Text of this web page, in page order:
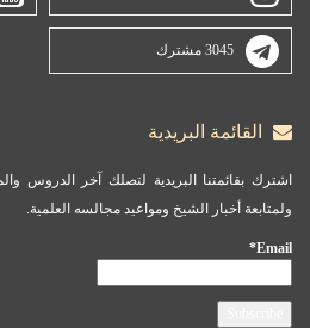
3045 مشترك
القائمة البريدية
اشترك بقائمتنا البريدية لتصلك آخر الدروس
ولمتابعة أخبار الشيخ ومواعيد مجالسه العلمية.
Email*